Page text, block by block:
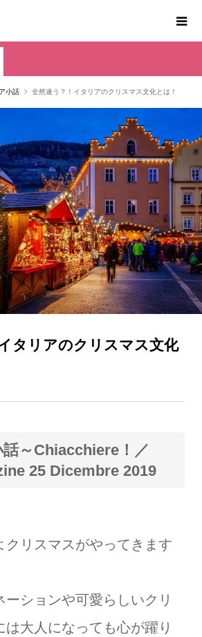
小話 全然違う？！イタリアのクリスマス文化とは！
タリアのクリスマス文化
～Chiacchiere！／
25 Dicembre 2019
クリスマスがやってきます
ーションや可愛らしいクリ
は大人になっても心が躍り